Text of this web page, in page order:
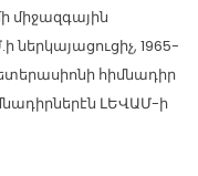
միջազգային
ներկայացուցիչ, 1965-
հիմնադիր
ԼԵՎԱՄ-ի